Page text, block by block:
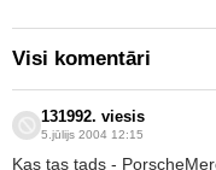
Visi komentāri
131992. viesis
5.jūlijs 2004 12:15